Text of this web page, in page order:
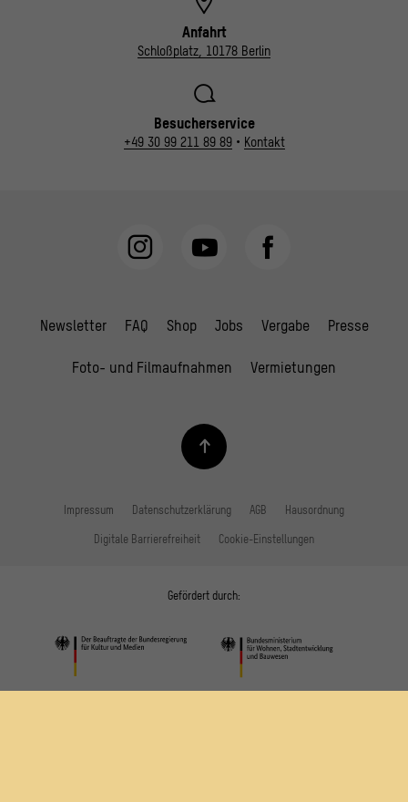
Anfahrt
Schloßplatz, 10178 Berlin
Besucherservice
+49 30 99 211 89 89• Kontakt
Newsletter FAQ Shop Jobs Vergabe Presse
Foto- und Filmaufnahmen Vermietungen
Impressum Datenschutzerklärung AGB Hausordnung
Digitale Barrierefreiheit Cookie-Einstellungen
Gefördert durch: